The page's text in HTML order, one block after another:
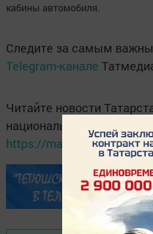
кабины автомобиля.
Следите за самым
Telegram-канале
Читайте новости
национальном
https://max.ru/tatmedia